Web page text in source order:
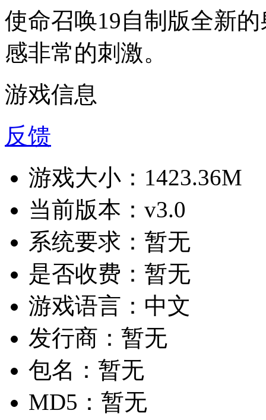
使命召唤19自制版全新
感非常的刺激。
游戏信息
反馈
游戏大小： 1423.36M
当前版本： v3.0
系统要求： 暂无
是否收费： 暂无
游戏语言： 中文
发行商： 暂无
包名： 暂无
MD5： 暂无